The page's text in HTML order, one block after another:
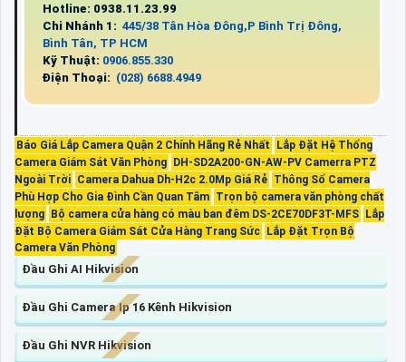
Hotline: 0938.11.23.99
Chi Nhánh 1: 445/38 Tân Hòa Đông,P Bình Trị Đông,
Bình Tân, TP HCM
Kỹ Thuật: 0906.855.330
Điện Thoại: (028) 6688.4949
Báo Giá Lắp Camera Quận 2 Chính Hãng Rẻ Nhất
Lắp Đặt Hệ Thống
Camera Giám Sát Văn Phòng DH-SD2A200-GN-AW-PV Camerra PTZ
Ngoài Trời Camera Dahua Dh-H2c 2.0Mp Giá Rẻ Thông Số Camera
Phù Hợp Cho Gia Đình Cần Quan Tâm Trọn bộ camera văn phòng chất
lượng Bộ camera cửa hàng có màu ban đêm DS-2CE70DF3T-MFS Lắp
Đặt Bộ Camera Giám Sát Cửa Hàng Trang Sức Lắp Đặt Trọn Bộ
Camera Văn Phòng
Đầu Ghi AI Hikvision
Đầu Ghi Camera Ip 16 Kênh Hikvision
Đầu Ghi NVR Hikvision